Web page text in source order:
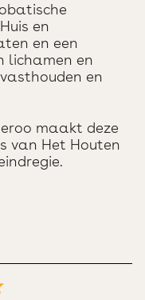
en
en een
lichamen en
en
maakt deze
van Het Houten